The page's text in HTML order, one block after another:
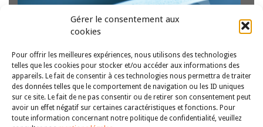
Gérer le consentement aux
cookies
Pour offrir les meilleures expériences, nous utilisons des technologies
telles que les cookies pour stocker et/ou accéder aux informations des
appareils. Le fait de consentir à ces technologies nous permettra de traiter
des données telles que le comportement de navigation ou les ID uniques
sur ce site. Le fait de ne pas consentir ou de retirer son consentement peut
avoir un effet négatif sur certaines caractéristiques et fonctions. Pour
toute information concernant notre politique de confidentialité, veuillez
Yannick Lécuyer est Maître de conférences HDR et
Collaborateur de la Fondation René Cassin « Nous avons
l’obligation de convaincre la jeunesse que notre
génération, celle qui a connu la haine dans le monde, a